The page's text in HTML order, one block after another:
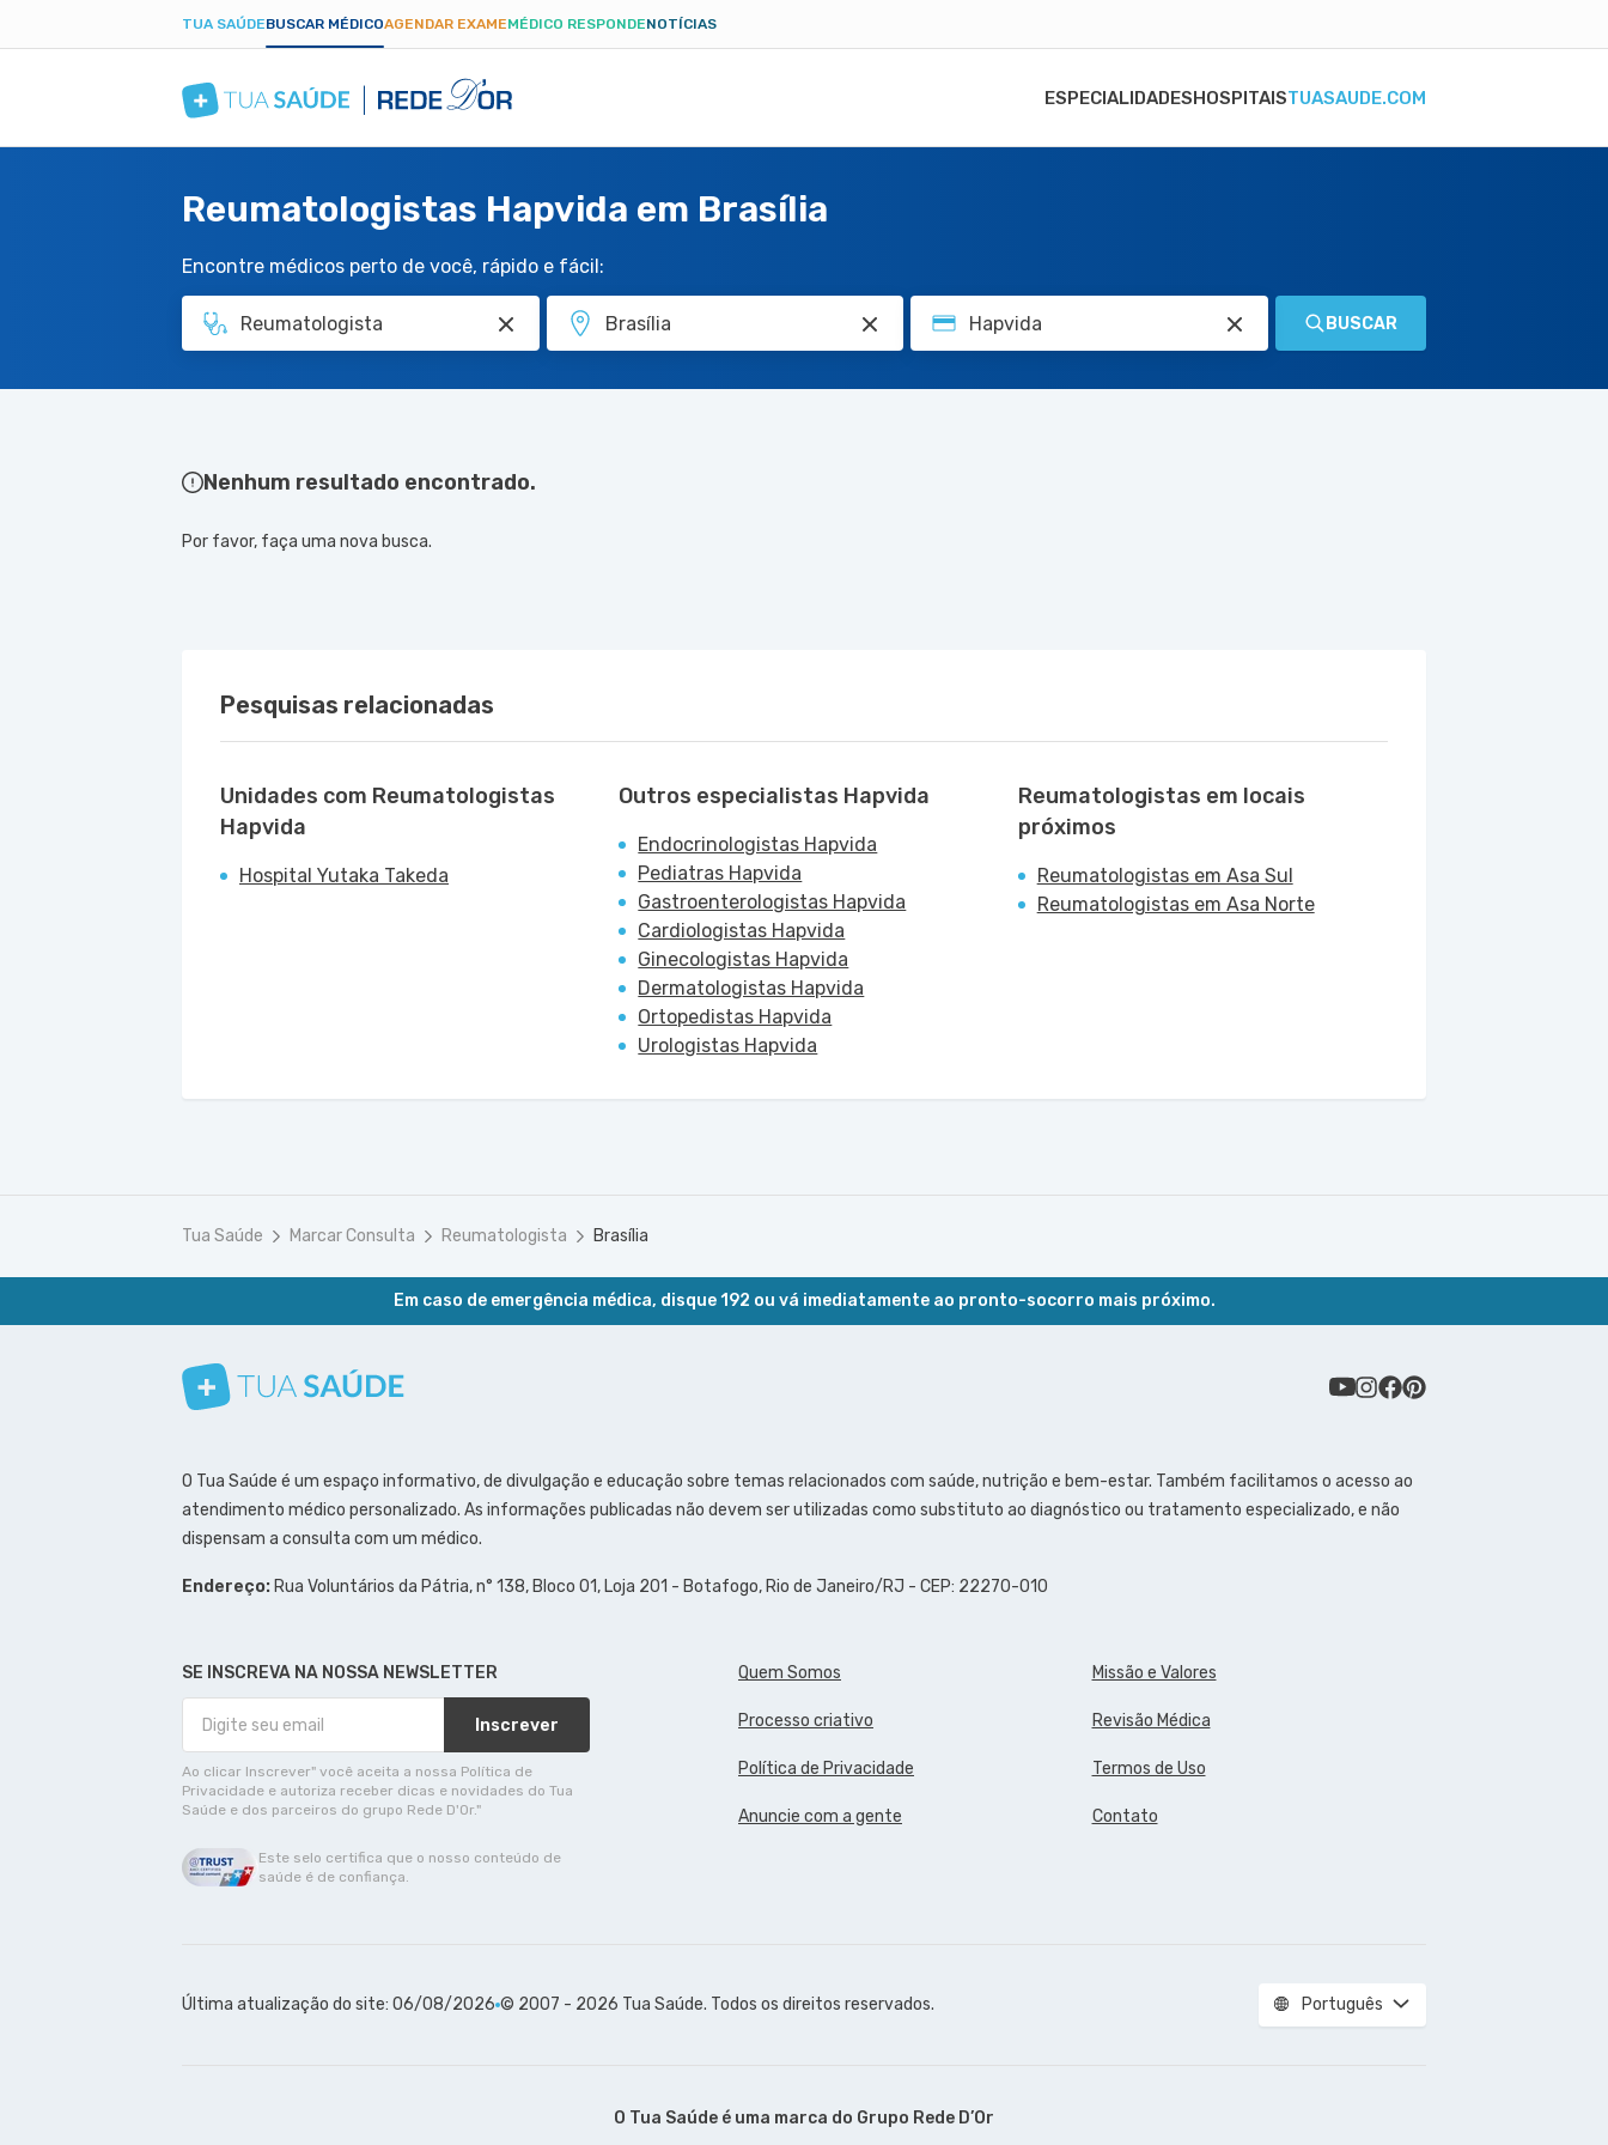
TUA SAÚDEBUSCAR MÉDICOAGENDAR EXAMEMÉDICO RESPONDENOTÍCIAS
ESPECIALIDADESHOSPITAISTUASAUDE.COM
Reumatologistas Hapvida em Brasília
Encontre médicos perto de você, rápido e fácil:
BUSCAR
Nenhum resultado encontrado.
Por favor, faça uma nova busca.
Pesquisas relacionadas
Unidades com Reumatologistas
Hapvida
Hospital Yutaka Takeda
Outros especialistas Hapvida
Endocrinologistas Hapvida
Pediatras Hapvida
Gastroenterologistas Hapvida
Cardiologistas Hapvida
Ginecologistas Hapvida
Dermatologistas Hapvida
Ortopedistas Hapvida
Urologistas Hapvida
Reumatologistas em locais
próximos
Reumatologistas em Asa Sul
Reumatologistas em Asa Norte
Tua Saúde Marcar Consulta Reumatologista Brasília
Em caso de emergência médica, disque 192 ou vá imediatamente ao pronto-socorro mais próximo.
Conheça nosso canal
Siga a gente no Instagram
Siga a gente no Facebook
Siga a gente no Pinterest
O Tua Saúde é um espaço informativo, de divulgação e educação sobre temas relacionados com saúde, nutrição e bem-estar. Também facilitamos o acesso ao
atendimento médico personalizado. As informações publicadas não devem ser utilizadas como substituto ao diagnóstico ou tratamento especializado, e não
dispensam a consulta com um médico.
Endereço: Rua Voluntários da Pátria, n° 138, Bloco 01, Loja 201 - Botafogo, Rio de Janeiro/RJ - CEP: 22270-010
SE INSCREVA NA NOSSA NEWSLETTER
Inscrever
Ao clicar Inscrever" você aceita a nossa Política de
Privacidade e autoriza receber dicas e novidades do Tua
Saúde e dos parceiros do grupo Rede D'Or."
Quem Somos Missão e Valores
Processo criativo Revisão Médica
Política de Privacidade Termos de Uso
Anuncie com a gente Contato
Este selo certifica que o nosso conteúdo de
saúde é de confiança.
Última atualização do site: 06/08/2026 © 2007 - 2026 Tua Saúde. Todos os direitos reservados. Português
O Tua Saúde é uma marca do Grupo Rede D’Or